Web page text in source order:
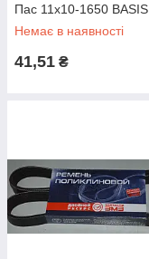
Пас 11х10-1650 BASIS
Немає в наявності
41,51 ₴